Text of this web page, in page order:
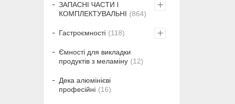
ЗАПАСНІ ЧАСТИ І
КОМПЛЕКТУВАЛЬНІ
864
Гастроємності 118
Ємності для викладки
продуктів з меламіну
12
Дека алюмінієві
професійні
16